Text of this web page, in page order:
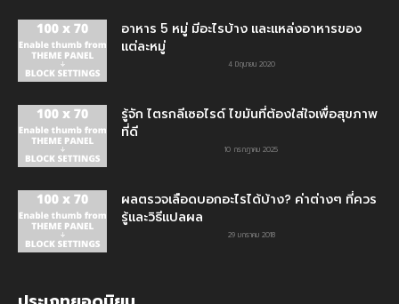
อาหาร 5 หมู่ มีอะไรบ้าง และแหล่งอาหารของ
แต่ละหมู่
4 มิถุนายน 2020
รู้จัก ไตรกลีเซอไรด์ ไขมันที่ต้องใส่ใจเพื่อสุขภาพ
ที่ดี
10 กรกฎาคม 2025
ผลตรวจเลือดบอกอะไรได้บ้าง? ค่าต่างๆ ที่ควร
รู้และวิธีแปลผล
29 มกราคม 2018